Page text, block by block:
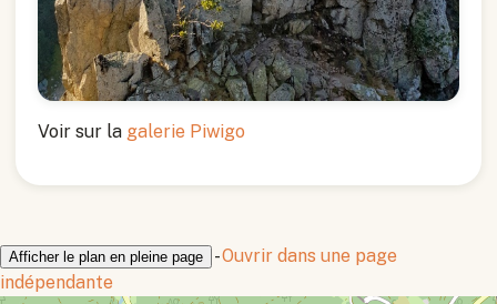
Voir sur la galerie Piwigo
Afficher le plan en pleine page -Ouvrir dans une page
indépendante